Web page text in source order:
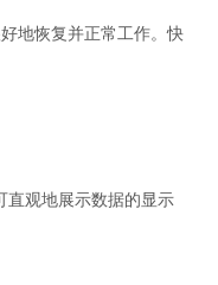
地恢复并正常工作。快
直观地展示数据的显示